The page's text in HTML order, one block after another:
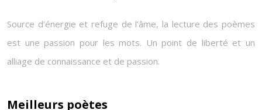
Source d’énergie et refuge de l’âme, la lecture des poèmes
est une passion pour les mots. Un point de liberté et un
alliage de connaissance et de passion.
Meilleurs poètes